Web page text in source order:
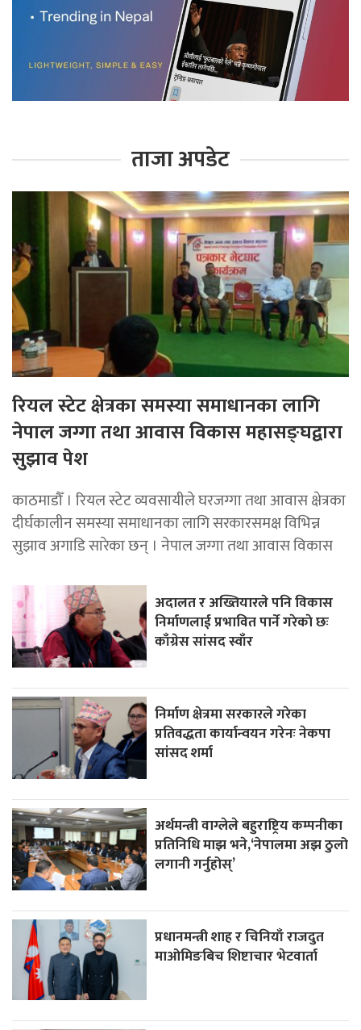
ताजा अपडेट
रियल स्टेट क्षेत्रका समस्या समाधानका लागि
नेपाल जग्गा तथा आवास विकास महासङ्घद्वारा
सुझाव पेश
काठमाडौँ । रियल स्टेट व्यवसायीले घरजग्गा तथा आवास क्षेत्रका
दीर्घकालीन समस्या समाधानका लागि सरकारसमक्ष विभिन्न
सुझाव अगाडि सारेका छन् । नेपाल जग्गा तथा आवास विकास
अदालत र अख्तियारले पनि विकास
निर्माणलाई प्रभावित पार्ने गरेकाे छः
काँग्रेस सांसद स्वाँर
निर्माण क्षेत्रमा सरकारले गरेका
प्रतिवद्धता कार्यान्वयन गरेनः नेकपा
सांसद शर्मा
अर्थमन्त्री वाग्लेले बहुराष्ट्रिय कम्पनीका
प्रतिनिधि माझ भने,‘नेपालमा अझ ठुलो
लगानी गर्नुहोस्’
प्रधानमन्त्री शाह र चिनियाँ राजदुत
माओमिङबिच शिष्टाचार भेटवार्ता